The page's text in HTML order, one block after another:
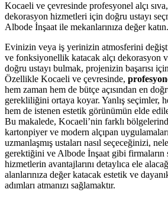
Kocaeli ve çevresinde profesyonel alçı
dekorasyon hizmetleri için doğru ustayı
Albode İnşaat ile mekanlarınıza değer katın.
Evinizin veya iş yerinizin atmosferini
ve fonksiyonellik katacak alçı dekorasyon
doğru ustayı bulmak, projenizin başarısı
Özellikle Kocaeli ve çevresinde,
hem zaman hem de bütçe açısından en
gerekliliğini ortaya koyar. Yanlış seçimler,
hem de istenen estetik görünümün elde
Bu makalede, Kocaeli’nin farklı
kartonpiyer ve modern alçıpan
uzmanlaşmış ustaları nasıl seçeceğinizi,
gerektiğini ve Albode İnşaat gibi firmaların
hizmetlerin avantajlarını detaylıca ele
alanlarınıza değer katacak estetik ve
adımları atmanızı sağlamaktır.